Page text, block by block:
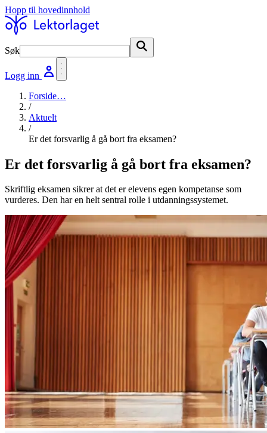
Hopp til hovedinnhold
Søk
Logg inn
Forside…
/
Aktuelt
/
Er det forsvarlig å gå bort fra eksamen?
Er det forsvarlig å gå bort fra eksamen?
Skriftlig eksamen sikrer at det er elevens egen kompetanse som
vurderes. Den har en helt sentral rolle i utdanningssystemet.